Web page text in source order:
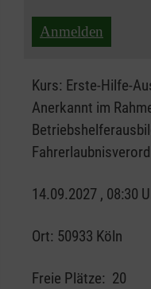
Anmelden
Kurs: Erste-Hilfe-
Anerkannt im
14.09.2027 , 08:30
Ort: 50933 Köln
Freie Plätze: 20